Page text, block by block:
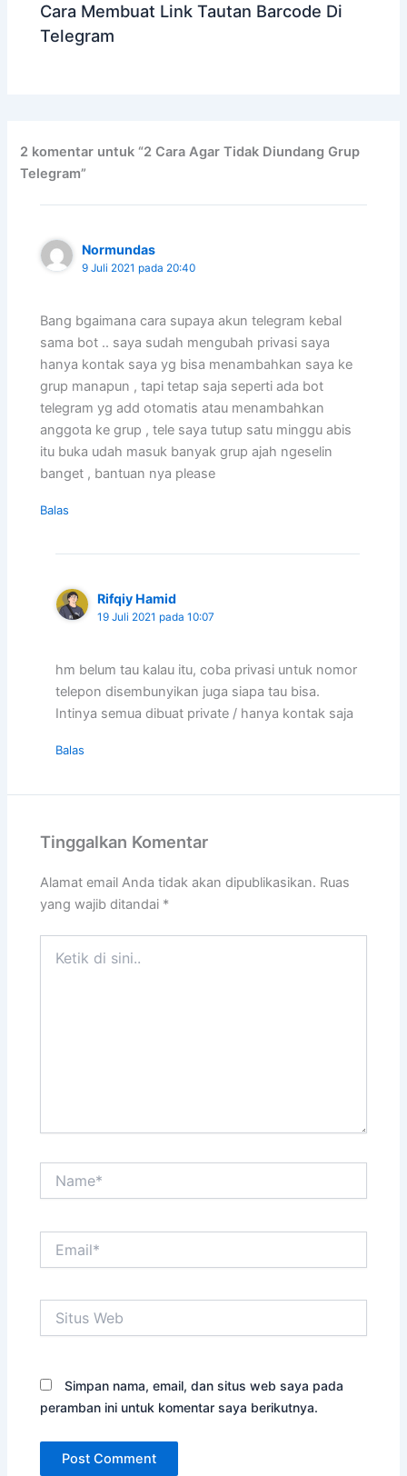
Cara Membuat Link Tautan Barcode Di
Telegram
2 komentar untuk “2 Cara Agar Tidak Diundang Grup
Telegram”
Normundas
9 Juli 2021 pada 20:40
Bang bgaimana cara supaya akun telegram kebal
sama bot .. saya sudah mengubah privasi saya
hanya kontak saya yg bisa menambahkan saya ke
grup manapun , tapi tetap saja seperti ada bot
telegram yg add otomatis atau menambahkan
anggota ke grup , tele saya tutup satu minggu abis
itu buka udah masuk banyak grup ajah ngeselin
banget , bantuan nya please
Balas
Rifqiy Hamid
19 Juli 2021 pada 10:07
hm belum tau kalau itu, coba privasi untuk nomor
telepon disembunyikan juga siapa tau bisa.
Intinya semua dibuat private / hanya kontak saja
Balas
Tinggalkan Komentar
Alamat email Anda tidak akan dipublikasikan. Ruas
yang wajib ditandai *
Web
Simpan nama, email, dan situs web saya pada
peramban ini untuk komentar saya berikutnya.